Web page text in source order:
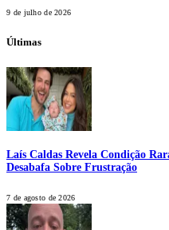
9 de julho de 2026
Últimas
Laís Caldas Revela Condição
Desabafa Sobre Frustração
7 de agosto de 2026